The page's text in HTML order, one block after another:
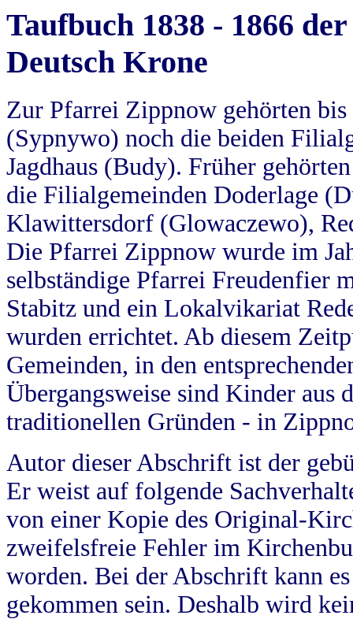
Taufbuch 1838 - 1866
Deutsch Krone
Zur Pfarrei Zippnow gehörten
(Sypnywo) noch die beiden
Jagdhaus (Budy). Früher
die Filialgemeinden Doderlage
Klawittersdorf (Glowaczewo),
Die Pfarrei Zippnow wurde im
selbständige Pfarrei Freudenfier
Stabitz und ein Lokalvikariat
wurden errichtet. Ab diesem
Gemeinden, in den
Übergangsweise sind Kinder aus
traditionellen Gründen - in
Autor dieser Abschrift ist der
Er weist auf folgende
von einer Kopie des Original-
zweifelsfreie Fehler im
worden. Bei der Abschrift kann
gekommen sein. Deshalb wird